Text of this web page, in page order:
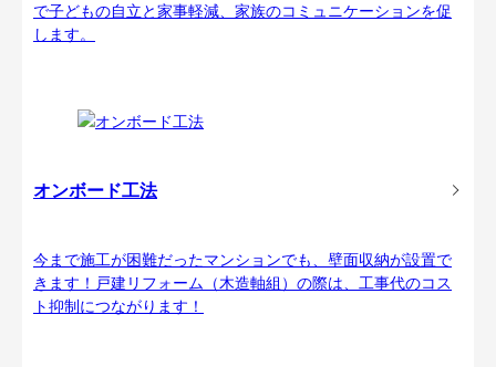
で子どもの自立と家事軽減、家族のコミュニケーションを促
します。
オンボード工法
今まで施工が困難だったマンションでも、壁面収納が設置で
きます！戸建リフォーム（木造軸組）の際は、工事代のコス
ト抑制につながります！